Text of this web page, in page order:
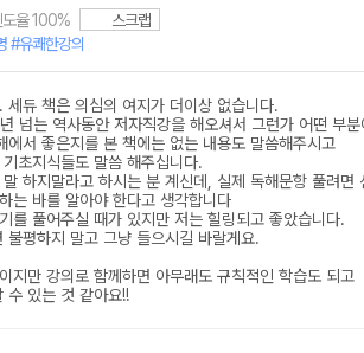
율 100%
스크랩
#유쾌한강의
세듀 책은 의심의 여지가 더이상 없습니다.
넘는 역사동안 저자직강을 해오셔서 그런가 어떤 부
에서 좋은지를 본 책에는 없는 내용도 말씀해주시고
초지식들도 말씀 해주십니다.
하지말라고 하시는 분 계신데, 실제 독해문항 풀려면
는 바를 알아야 한다고 생각합니다
를 풀어주실 때가 있지만 저는 힐링되고 좋았습니다.
불평하지 말고 그냥 들으시길 바랄게요.
지만 강의로 함께하면 아무래도 규칙적인 학습도 되고
수 있는 것 같아요!!